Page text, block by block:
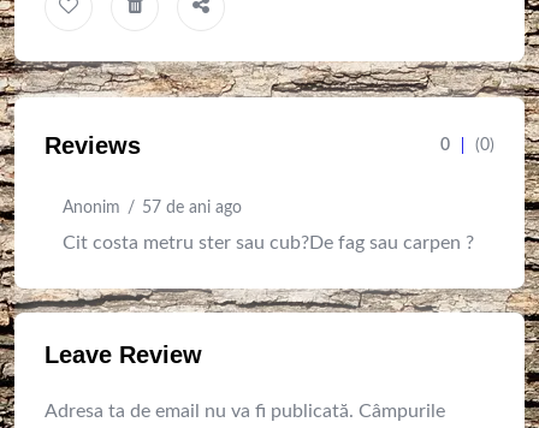
Reviews 0 (0)
Anonim 57 de ani ago
Cit costa metru ster sau cub?De fag sau carpen ?
Leave Review
Adresa ta de email nu va fi publicată. Câmpurile